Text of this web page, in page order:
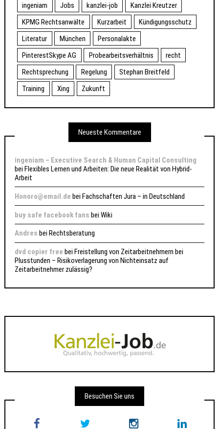
ingeniam
Jobs kanzlei-job
Kanzlei Kreutzer
KPMG Rechtsanwälte
Kurzarbeit
Kündigungsschutz
Literatur
München
Personalakte
PinterestSkype AG
Probearbeitsverhältnis
recht
Rechtsprechung
Regelung
Stephan Breitfeld
Training
Xing Zukunft
Neueste Kommentare
ingeniam – Executive Search & Human Capital Consulting
beiFlexibles Lernen und Arbeiten: Die neue Realität von Hybrid-
Arbeit
Honoro@email.de beiFachschaften Jura – in Deutschland
buy safe facebook fans beiWiki
Andres beiRechtsberatung
dvd copier free beiFreistellung von Zeitarbeitnehmern bei
Plusstunden – Risikoverlagerung von Nichteinsatz auf
Zeitarbeitnehmer zulässig?
Besuchen Sie uns